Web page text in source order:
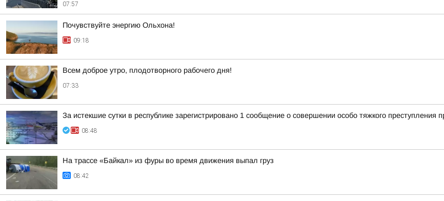
07:57
Почувствуйте энергию Ольхона!
09:18
Всем доброе утро, плодотворного рабочего дня!
07:33
За истекшие сутки в республике зарегистрировано 1 сообщение о совершении особо тяжкого преступления
08:48
На трассе «Байкал» из фуры во время движения выпал груз
08:42